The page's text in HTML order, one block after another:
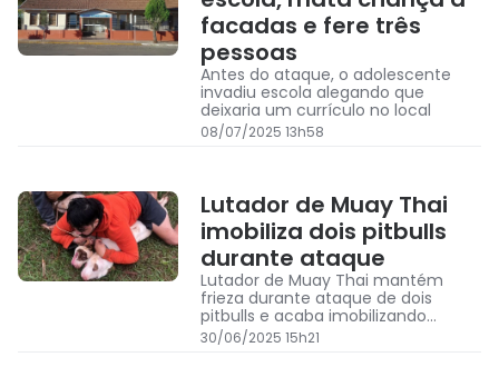
facadas e fere três
pessoas
Antes do ataque, o adolescente
invadiu escola alegando que
deixaria um currículo no local
08/07/2025 13h58
Lutador de Muay Thai
imobiliza dois pitbulls
durante ataque
Lutador de Muay Thai mantém
frieza durante ataque de dois
pitbulls e acaba imobilizando
ambos
30/06/2025 15h21